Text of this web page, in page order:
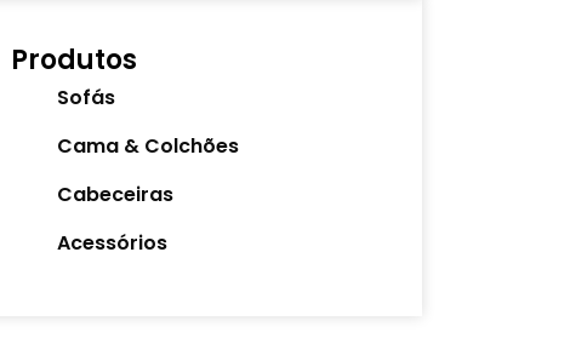
Produtos
Sofás
Cama & Colchões
Cabeceiras
Acessórios